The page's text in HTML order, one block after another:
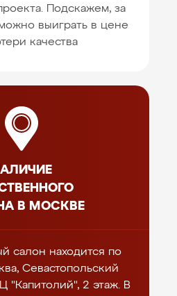
Подскажем, за
выиграть в цене
качества
В МОСКВЕ
салон находится по
Севастопольский
"Капитолий", 2 этаж. В